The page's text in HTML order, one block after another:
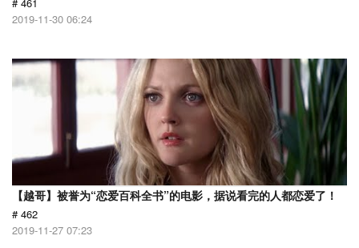
2019-11-30 06:24
【越哥】被誉为“恋爱百科全书”的电影，据说看完的人都恋爱了！
# 462
2019-11-27 07:23